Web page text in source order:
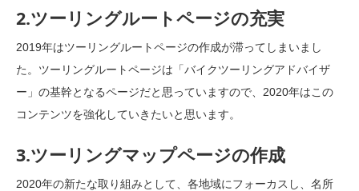
2.ツーリングルートページの充実
2019年はツーリングルートページの作成が滞ってしまいまし
た。ツーリングルートページは「バイクツーリングアドバイザ
ー」の基幹となるページだと思っていますので、2020年はこの
コンテンツを強化していきたいと思います。
3.ツーリングマップページの作成
2020年の新たな取り組みとして、各地域にフォーカスし、名所